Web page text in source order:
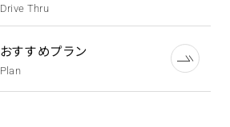
Drive Thru
おすすめプラン
Plan